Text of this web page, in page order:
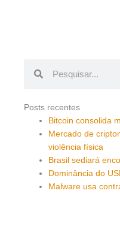
Posts recentes
Bitcoin consolida
Mercado de
violência física
Brasil sediará
Dominância do
Malware usa